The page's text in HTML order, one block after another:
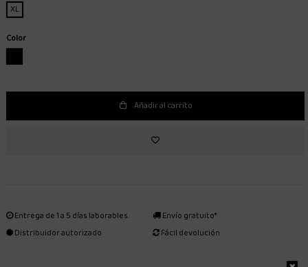
XL
Color
Añadir al carrito
Entrega de 1 a 5 días laborables.
Distribuidor autorizado
Envío gratuito*
Fácil devolución